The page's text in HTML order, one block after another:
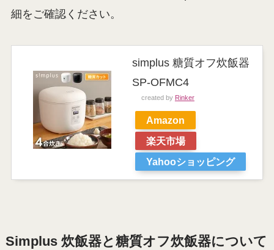
細をご確認ください。
simplus 糖質オフ炊飯器
SP-OFMC4
created by Rinker
Amazon
楽天市場
Yahooショッピング
Simplus 炊飯器と糖質オフ炊飯器について